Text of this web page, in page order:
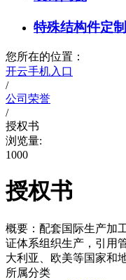
特殊结构件定制
您所在的位置：
开云手机入口
/
公司荣誉
/
授权书
浏览量:
1000
授权书
概要：配套国际生产加
证体系组织生产，引用
大利亚、欧美等国家和
所属分类